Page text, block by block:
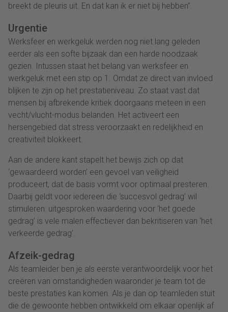
breekt de pleuris uit. En dat kan ik er niet bij hebben’’.
Urgentie
Werksfeer en werkgeluk werden nog niet lang geleden
eerder als een softe bijzaak dan een harde noodzaak
gezien. Intussen staat het belang van werksfeer en
werkgeluk met een stip op 1. Omdat ze direct van invloed
blijken te zijn op het prestatieniveau. Zo staat vast dat
mensen bij afbrekende kritiek doorgaans meteen in een
vecht/vlucht-modus belanden. Het activeert een
hersengebied dat stress veroorzaakt en redelijkheid en
creativiteit blokkeert.
Aan de andere kant stapelt het bewijs zich op dat
‘gewaardeerd worden’ een gevoel van veiligheid
produceert, dat de basis vormt voor optimaal presteren.
Daarbij geldt voor iedereen die ‘succesvol gedrag’ wil
stimuleren: uitgesproken waardering voor ‘het goede
gedrag’ is vele malen effectiever dan bekritiseren van ‘het
verkeerde gedrag’.
Afzeik-gedrag
Als teamleider ben je als eerste verantwoordelijk voor het
creëren van omstandigheden waaronder je team tot de
beste prestaties kan komen. Als je dan op teamleden stuit
die de gewoonte hebben ontwikkeld om elkaar openlijk af